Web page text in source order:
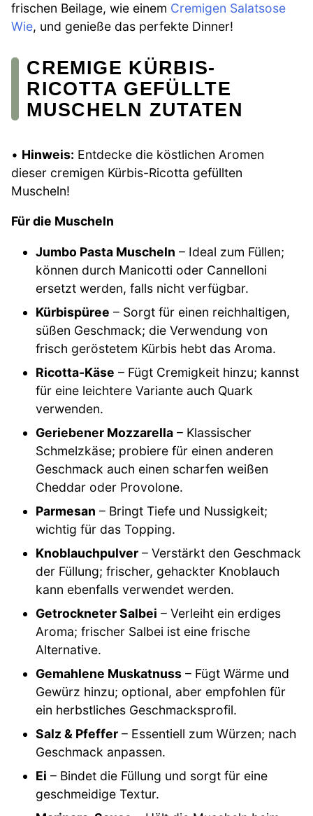
frischen Beilage, wie einem Cremigen Salatsose
Wie, und genieße das perfekte Dinner!
CREMIGE KÜRBIS-
RICOTTA GEFÜLLTE
MUSCHELN ZUTATEN
• Hinweis: Entdecke die köstlichen Aromen
dieser cremigen Kürbis-Ricotta gefüllten
Muscheln!
Für die Muscheln
Jumbo Pasta Muscheln – Ideal zum Füllen;
können durch Manicotti oder Cannelloni
ersetzt werden, falls nicht verfügbar.
Kürbispüree – Sorgt für einen reichhaltigen,
süßen Geschmack; die Verwendung von
frisch geröstetem Kürbis hebt das Aroma.
Ricotta-Käse – Fügt Cremigkeit hinzu; kannst
für eine leichtere Variante auch Quark
verwenden.
Geriebener Mozzarella – Klassischer
Schmelzkäse; probiere für einen anderen
Geschmack auch einen scharfen weißen
Cheddar oder Provolone.
Parmesan – Bringt Tiefe und Nussigkeit;
wichtig für das Topping.
Knoblauchpulver – Verstärkt den Geschmack
der Füllung; frischer, gehackter Knoblauch
kann ebenfalls verwendet werden.
Getrockneter Salbei – Verleiht ein erdiges
Aroma; frischer Salbei ist eine frische
Alternative.
Gemahlene Muskatnuss – Fügt Wärme und
Gewürz hinzu; optional, aber empfohlen für
ein herbstliches Geschmacksprofil.
Salz & Pfeffer – Essentiell zum Würzen; nach
Geschmack anpassen.
Ei – Bindet die Füllung und sorgt für eine
geschmeidige Textur.